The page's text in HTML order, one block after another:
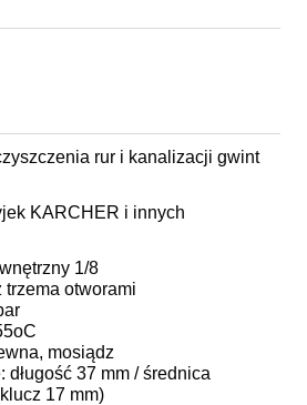
rur i kanalizacji gwint
KARCHER i innych
1/8
trzema otworami
mosiądz
długość 37 mm / średnica
17 mm)